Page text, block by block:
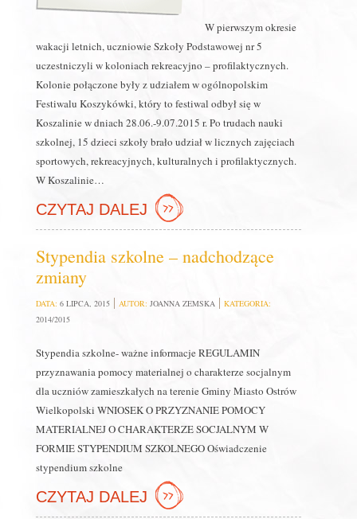
W pierwszym okresie
wakacji letnich, uczniowie Szkoły Podstawowej nr 5
uczestniczyli w koloniach rekreacyjno – profilaktycznych.
Kolonie połączone były z udziałem w ogólnopolskim
Festiwalu Koszykówki, który to festiwal odbył się w
Koszalinie w dniach 28.06.-9.07.2015 r. Po trudach nauki
szkolnej, 15 dzieci szkoły brało udział w licznych zajęciach
sportowych, rekreacyjnych, kulturalnych i profilaktycznych.
W Koszalinie…
CZYTAJ DALEJ
Stypendia szkolne – nadchodzące
zmiany
DATA: 6 LIPCA, 2015 AUTOR: JOANNA ZEMSKA
KATEGORIA:
2014/2015
Stypendia szkolne- ważne informacje REGULAMIN
przyznawania pomocy materialnej o charakterze socjalnym
dla uczniów zamieszkałych na terenie Gminy Miasto Ostrów
Wielkopolski WNIOSEK O PRZYZNANIE POMOCY
MATERIALNEJ O CHARAKTERZE SOCJALNYM W
FORMIE STYPENDIUM SZKOLNEGO Oświadczenie
stypendium szkolne
CZYTAJ DALEJ